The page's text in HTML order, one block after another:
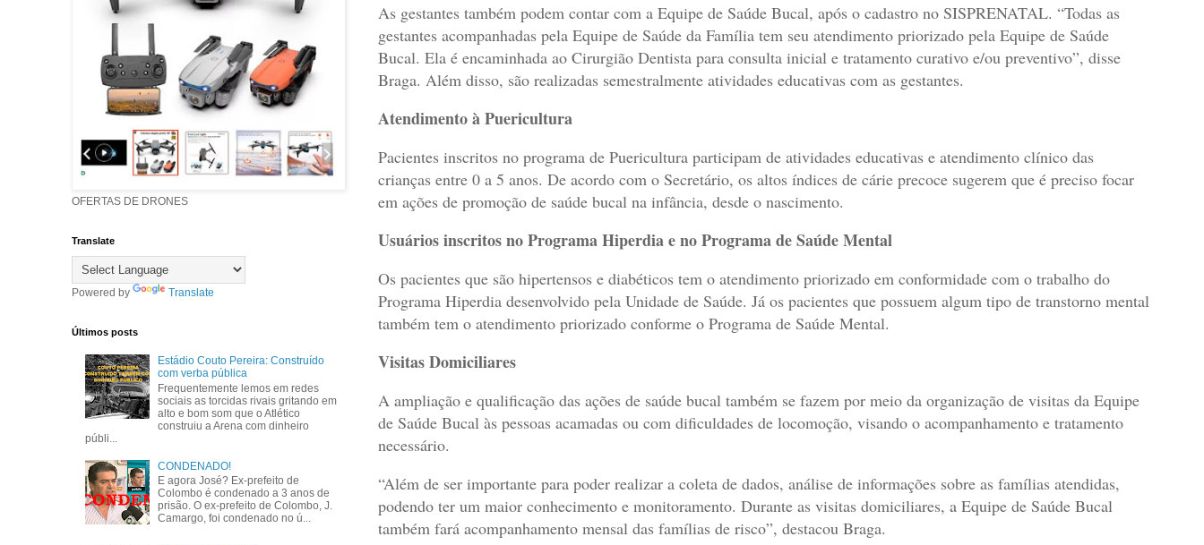
As gestantes também podem contar com a Equipe de Saúde Bucal, após o cadastro no SISPRENATAL. “Todas as
gestantes acompanhadas pela Equipe de Saúde da Família tem seu atendimento priorizado pela Equipe de Saúde
Bucal. Ela é encaminhada ao Cirurgião Dentista para consulta inicial e tratamento curativo e/ou preventivo”, disse
Braga. Além disso, são realizadas semestralmente atividades educativas com as gestantes.
Atendimento à Puericultura
Pacientes inscritos no programa de Puericultura participam de atividades educativas e atendimento clínico das
crianças entre 0 a 5 anos. De acordo com o Secretário, os altos índices de cárie precoce sugerem que é preciso focar
em ações de promoção de saúde bucal na infância, desde o nascimento.
Usuários inscritos no Programa Hiperdia e no Programa de Saúde Mental
Os pacientes que são hipertensos e diabéticos tem o atendimento priorizado em conformidade com o trabalho do
Programa Hiperdia desenvolvido pela Unidade de Saúde. Já os pacientes que possuem algum tipo de transtorno mental
também tem o atendimento priorizado conforme o Programa de Saúde Mental.
Visitas Domiciliares
A ampliação e qualificação das ações de saúde bucal também se fazem por meio da organização de visitas da Equipe
de Saúde Bucal às pessoas acamadas ou com dificuldades de locomoção, visando o acompanhamento e tratamento
necessário.
“Além de ser importante para poder realizar a coleta de dados, análise de informações sobre as famílias atendidas,
podendo ter um maior conhecimento e monitoramento. Durante as visitas domiciliares, a Equipe de Saúde Bucal
também fará acompanhamento mensal das famílias de risco”, destacou Braga.
OFERTAS DE DRONES
Translate
Powered by Translate
Últimos posts
Estádio Couto Pereira: Construído
com verba pública
Frequentemente lemos em redes
sociais as torcidas rivais gritando em
alto e bom som que o Atlético
construiu a Arena com dinheiro
públi...
CONDENADO!
E agora José? Ex-prefeito de
Colombo é condenado a 3 anos de
prisão. O ex-prefeito de Colombo, J.
Camargo, foi condenado no ú...